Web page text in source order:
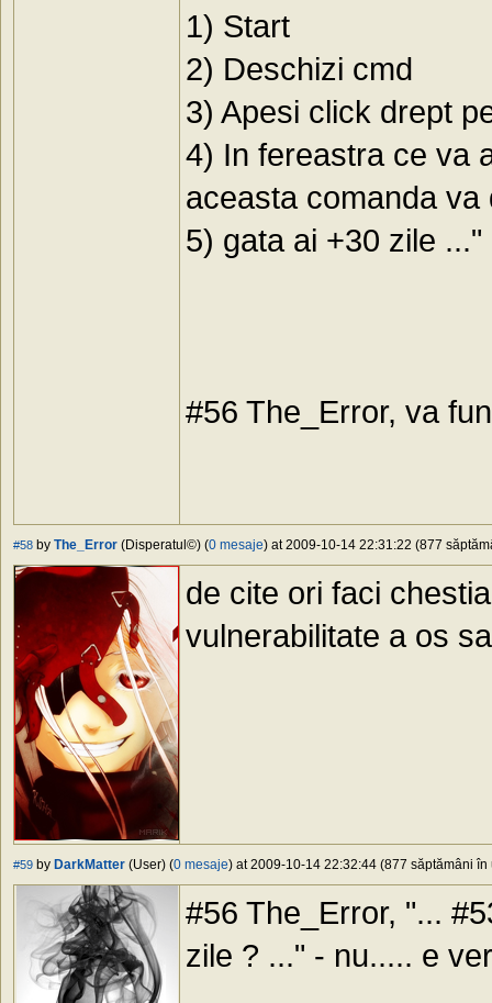
1) Start
2) Deschizi cmd
3) Apesi click drept
4) In fereastra ce va
aceasta comanda
5) gata ai +30 zile ..."
#56 The_Error, va
#58 by The_Error (Disperatul©) (0 mesaje) at 2009-10-14 22:31:22 (877
de cite ori faci
vulnerabilitate a os
#59 by DarkMatter (User) (0 mesaje) at 2009-10-14 22:32:44 (877 săptămâni în
#56 The_Error, "...
zile ? ..." - nu..... e